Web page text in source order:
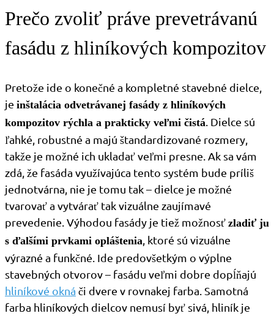
Prečo zvoliť práve prevetrávanú
fasádu z hliníkových kompozitov
Pretože ide o konečné a kompletné stavebné dielce,
je inštalácia odvetrávanej fasády z hliníkových
kompozitov rýchla a prakticky veľmi čistá . Dielce sú
ľahké, robustné a majú štandardizované rozmery,
takže je možné ich ukladať veľmi presne. Ak sa vám
zdá, že fasáda využívajúca tento systém bude príliš
jednotvárna, nie je tomu tak – dielce je možné
tvarovať a vytvárať tak vizuálne zaujímavé
prevedenie. Výhodou fasády je tiež možnosť zladiť ju
s ďalšími prvkami opláštenia , ktoré sú vizuálne
výrazné a funkčné. Ide predovšetkým o výplne
stavebných otvorov – fasádu veľmi dobre dopĺňajú
hliníkové okná či dvere v rovnakej farba. Samotná
farba hliníkových dielcov nemusí byť sivá, hliník je